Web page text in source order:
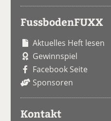
FussbodenFUXX
Aktuelles Heft lesen
Gewinnspiel
Facebook Seite
Sponsoren
Kontakt